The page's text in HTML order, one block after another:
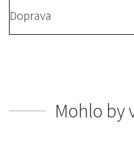
Doprava
Mohlo by